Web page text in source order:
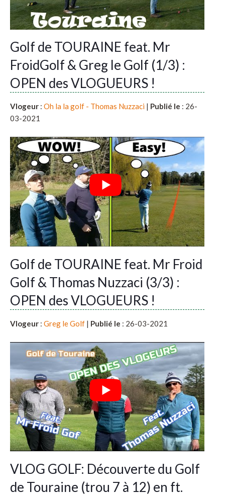
Golf de TOURAINE feat. Mr
FroidGolf & Greg le Golf (1/3) :
OPEN des VLOGUEURS !
Vlogeur : Oh la la golf - Thomas Nuzzaci | Publié le : 26-
03-2021
Golf de TOURAINE feat. Mr Froid
Golf & Thomas Nuzzaci (3/3) :
OPEN des VLOGUEURS !
Vlogeur : Greg le Golf | Publié le : 26-03-2021
VLOG GOLF: Découverte du Golf
de Touraine (trou 7 à 12) en ft.